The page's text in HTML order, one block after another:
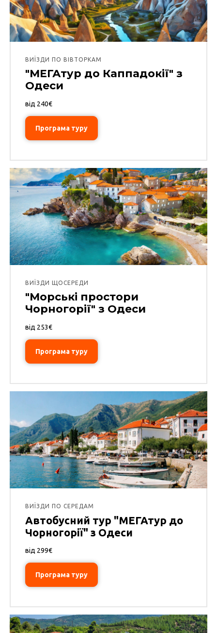
ВИЇЗДИ ПО ВІВТОРКАМ
"МЕГАтур до Каппадокії" з
Одеси
від 240€
Програма туру
ВИЇЗДИ ЩОСЕРЕДИ
"Морські простори
Чорногорії" з Одеси
від 253€
Програма туру
ВИЇЗДИ ПО СЕРЕДАМ
Автобусний тур "МЕГАтур до
Чорногорії" з Одеси
від 299€
Програма туру